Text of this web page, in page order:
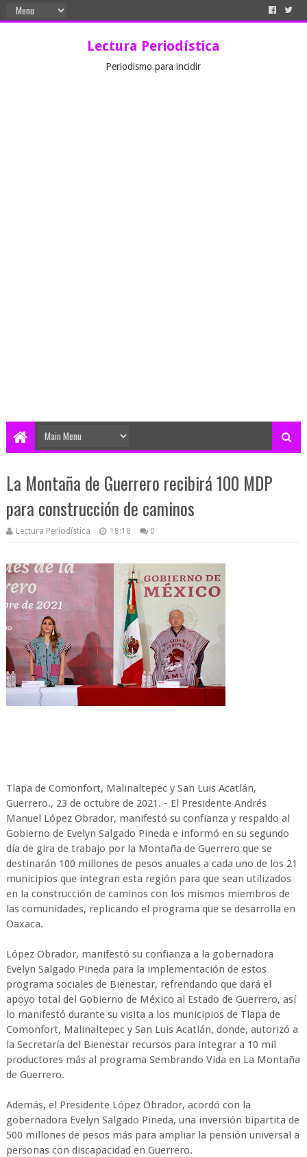
Lectura Periodística
Periodismo para incidir
La Montaña de Guerrero recibirá 100 MDP
para construcción de caminos
Lectura Periodística 18:18 0
Tlapa de Comonfort, Malinaltepec y San Luis Acatlán,
Guerrero., 23 de octubre de 2021. - El Presidente Andrés
Manuel López Obrador, manifestó su confianza y respaldo al
Gobierno de Evelyn Salgado Pineda e informó en su segundo
día de gira de trabajo por la Montaña de Guerrero que se
destinarán 100 millones de pesos anuales a cada uno de los 21
municipios que integran esta región para que sean utilizados
en la construcción de caminos con los mismos miembros de
las comunidades, replicando el programa que se desarrolla en
Oaxaca.
López Obrador, manifestó su confianza a la gobernadora
Evelyn Salgado Pineda para la implementación de estos
programa sociales de Bienestar, refrendando que dará el
apoyo total del Gobierno de México al Estado de Guerrero, así
lo manifestó durante su visita a los municipios de Tlapa de
Comonfort, Malinaltepec y San Luis Acatlán, donde, autorizó a
la Secretaría del Bienestar recursos para integrar a 10 mil
productores más al programa Sembrando Vida en La Montaña
de Guerrero.
Además, el Presidente López Obrador, acordó con la
gobernadora Evelyn Salgado Pineda, una inversión bipartita de
500 millones de pesos más para ampliar la pensión universal a
personas con discapacidad en Guerrero.